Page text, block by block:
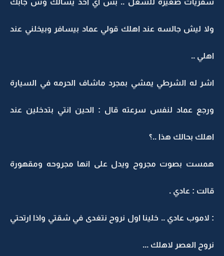
سفريات صغيرة للشغل .. بس أي احد يسألك وش جابك
ولا ليش جالسه عند اهلك قولي عماد بيسافر وبيخلني عند
اهلي ..
اشر له الشرطي يمشي بمجرد ماشاف الحرمه في السيارة
ورجع عماد لنفس سرعته قال : الحين انتي بتدخلين عند
اهلك بحالك هذا ..؟
همست بصوت مجروح ويدل على انها مجروحه ومقهورة
قالت : عادي .
: لاموب عادي .. خلينا اول نروح نتغدى في شقتي واذا ارتحتي
نروح العصر لاهلك ...